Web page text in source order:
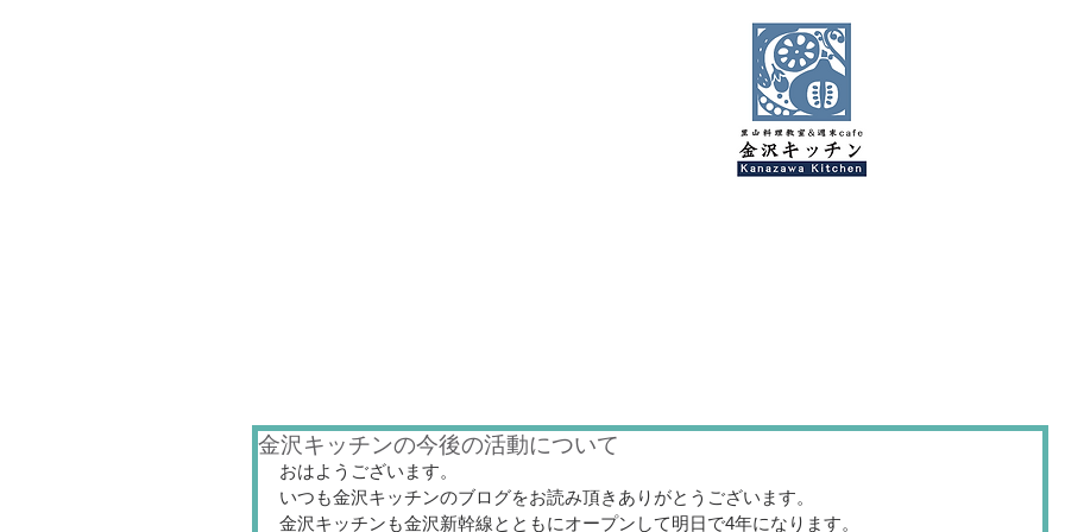
金沢キッチンの今後の活動について
おはようございます。
いつも金沢キッチンのブログをお読み頂きありがとうございます。
金沢キッチンも金沢新幹線とともにオープンして明日で4年になります。